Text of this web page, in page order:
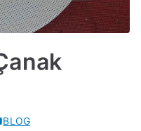
BLOG